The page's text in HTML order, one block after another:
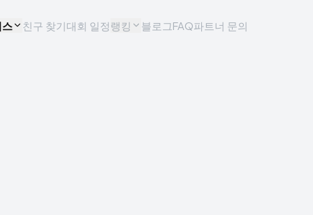
친구 찾기대회 일정랭킹 블로그FAQ파트너 문의